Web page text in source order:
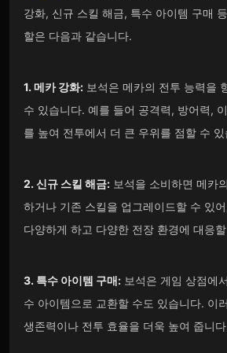
강화, 신규 스킬 해금, 특수 아이템 구매
할은 다음과 같습니다.
1. 메카 강화:보석은 메카의 전투 능력을
수 있습니다. 예를 들어 공격력, 방어력,
를 높여 전투에서 더 큰 우위를 점할 수 있
2. 신규 스킬 해금:보석을 소비하면 메카
하거나 기존 스킬을 업그레이드할 수 있
다양하게 하고 다양한 전장 환경에 대응
3. 특수 아이템 구매:보석은 게임 상점에
수 아이템으로 교환할 수도 있습니다. 이
생존력이나 전투 효율을 더욱 높여 줍니